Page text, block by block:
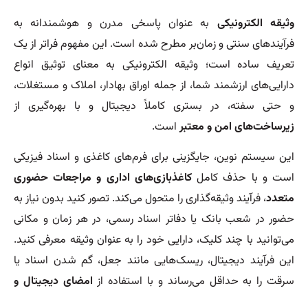
وثیقه الکترونیکی به عنوان پاسخی مدرن و هوشمندانه به
فرآیندهای سنتی و زمان‌بر مطرح شده است. این مفهوم فراتر از یک
تعریف ساده است؛ وثیقه الکترونیکی به معنای توثیق انواع
دارایی‌های ارزشمند شما، از جمله اوراق بهادار، املاک و مستغلات،
و حتی سفته، در بستری کاملاً دیجیتال و با بهره‌گیری از
زیرساخت‌های امن و معتبراست.
این سیستم نوین، جایگزینی برای فرم‌های کاغذی و اسناد فیزیکی
است و با حذف کاملکاغذبازی‌های اداری و مراجعات حضوری
متعدد، فرآیند وثیقه‌گذاری را متحول می‌کند. تصور کنید بدون نیاز به
حضور در شعب بانک یا دفاتر اسناد رسمی، در هر زمان و مکانی
می‌توانید با چند کلیک، دارایی خود را به عنوان وثیقه معرفی کنید.
این فرآیند دیجیتال، ریسک‌هایی مانند جعل، گم شدن اسناد یا
سرقت را به حداقل می‌رساند و با استفاده از امضای دیجیتال و